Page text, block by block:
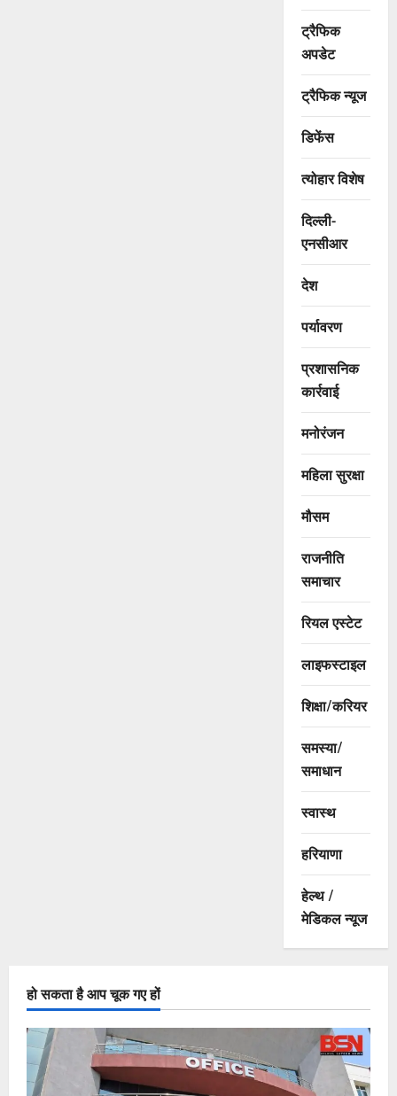
ट्रैफिक
अपडेट
ट्रैफिक न्यूज
डिफेंस
त्योहार विशेष
दिल्ली-
एनसीआर
देश
पर्यावरण
प्रशासनिक
कार्रवाई
मनोरंजन
महिला सुरक्षा
मौसम
राजनीति
समाचार
रियल एस्टेट
लाइफस्टाइल
शिक्षा/करियर
समस्या/
समाधान
स्वास्थ
हरियाणा
हेल्थ /
मेडिकल न्यूज
हो सकता है आप चूक गए हों